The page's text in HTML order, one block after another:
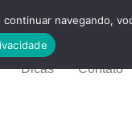
Dicas Contato
navegando,